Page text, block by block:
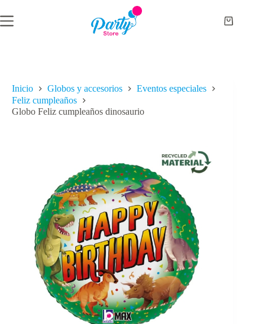
al
contenido
Carro
Inicio Globos y accesorios
Eventos especiales
Feliz cumpleaños
Globo Feliz cumpleaños dinosaurio